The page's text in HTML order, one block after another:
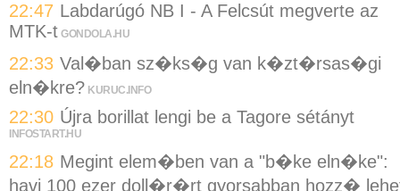
22:47 Labdarúgó NB I - A Felcsút megverte az
MTK-t GONDOLA.HU
22:33 Val�ban sz�ks�g van k�zt�rsas�gi
eln�kre? KURUC.INFO
22:30 Újra borillat lengi be a Tagore sétányt
INFOSTART.HU
22:18 Megint elem�ben van a "b�ke eln�ke":
havi 100 ezer doll�r�rt gyorsabban hozz�